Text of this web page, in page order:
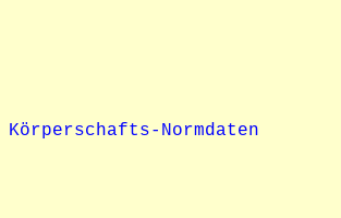
Körperschafts-Normdaten